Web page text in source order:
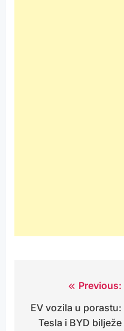
navigation
Previous:
EV vozila u porastu:
Tesla i BYD bilježe